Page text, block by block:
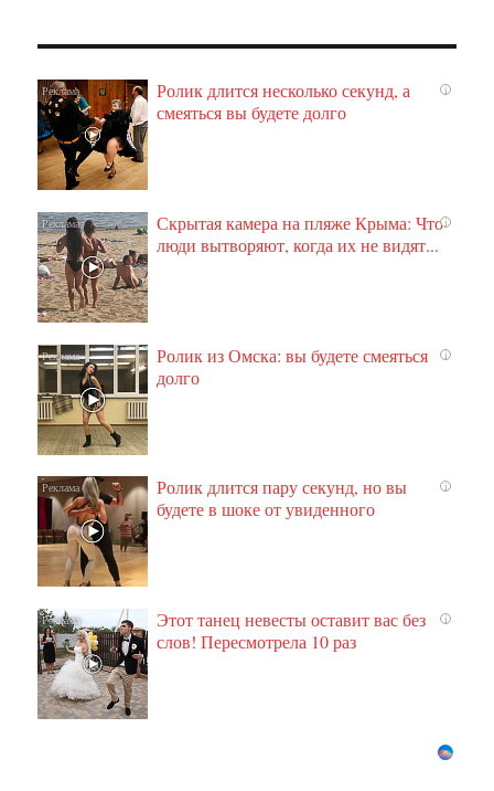
i
Ролик длится несколько секунд, а
смеяться вы будете долго
i
Скрытая камера на пляже Крыма: Что
люди вытворяют, когда их не видят...
i
Ролик из Омска: вы будете смеяться
долго
i
Ролик длится пару секунд, но вы
будете в шоке от увиденного
i
Этот танец невесты оставит вас без
слов! Пересмотрела 10 раз